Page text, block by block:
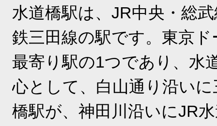
水道橋駅は、JR中央・総
鉄三田線の駅です。東京
最寄り駅の1つであり、水
心として、白山通り沿い
橋駅が、神田川沿いにJR